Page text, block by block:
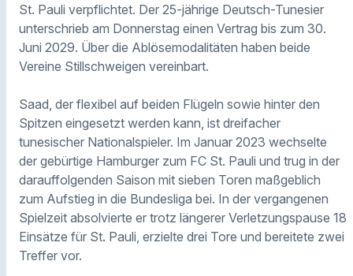
St. Pauli verpflichtet. Der 25-jährige Deutsch-Tunesier
unterschrieb am Donnerstag einen Vertrag bis zum 30.
Juni 2029. Über die Ablösemodalitäten haben beide
Vereine Stillschweigen vereinbart.
Saad, der flexibel auf beiden Flügeln sowie hinter den
Spitzen eingesetzt werden kann, ist dreifacher
tunesischer Nationalspieler. Im Januar 2023 wechselte
der gebürtige Hamburger zum FC St. Pauli und trug in der
darauffolgenden Saison mit sieben Toren maßgeblich
zum Aufstieg in die Bundesliga bei. In der vergangenen
Spielzeit absolvierte er trotz längerer Verletzungspause 18
Einsätze für St. Pauli, erzielte drei Tore und bereitete zwei
Treffer vor.